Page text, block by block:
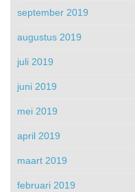
september 2019
augustus 2019
juli 2019
juni 2019
mei 2019
april 2019
maart 2019
februari 2019